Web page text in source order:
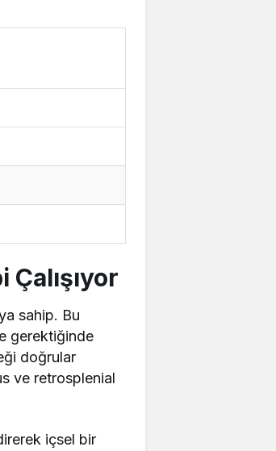
sahip. Bu
gerektiğinde
doğrular
ve retrosplenial
içsel bir